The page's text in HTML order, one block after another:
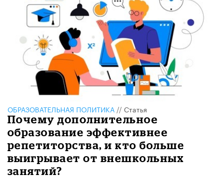
ОБРАЗОВАТЕЛЬНАЯ ПОЛИТИКА // Статья
​Почему дополнительное
образование эффективнее
репетиторства, и кто больше
выигрывает от внешкольных
занятий?